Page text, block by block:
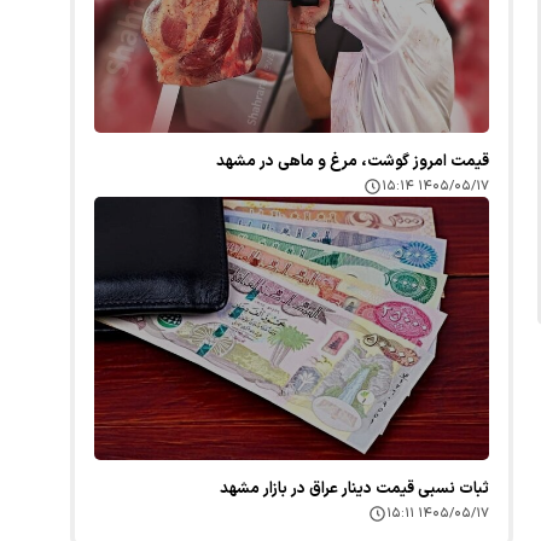
قیمت امروز گوشت، مرغ و ماهی در مشهد
۱۴۰۵/۰۵/۱۷ ۱۵:۱۴
ثبات نسبی قیمت دینار عراق در بازار مشهد
۱۴۰۵/۰۵/۱۷ ۱۵:۱۱